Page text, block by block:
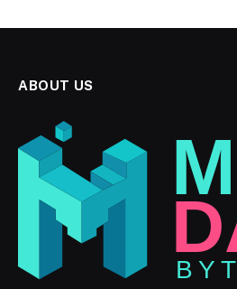
ABOUT US